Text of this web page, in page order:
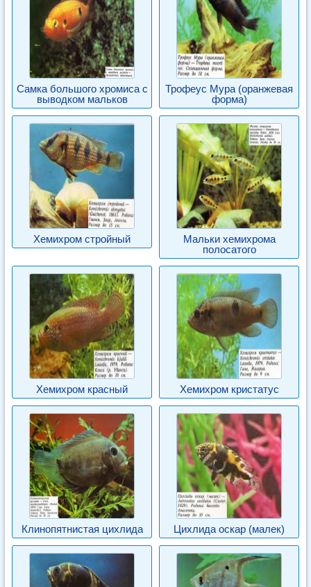
Самка большого хромиса с
выводком мальков
Трофеус Мура (оранжевая
форма)
Хемихром стройный
Мальки хемихрома
полосатого
Хемихром красный Хемихром кристатус
Клинопятнистая цихлида Цихлида оскар (малек)